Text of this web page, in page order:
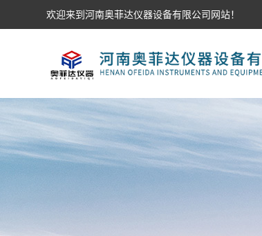
欢迎来到河南奥菲达仪器设备有限公司网站！